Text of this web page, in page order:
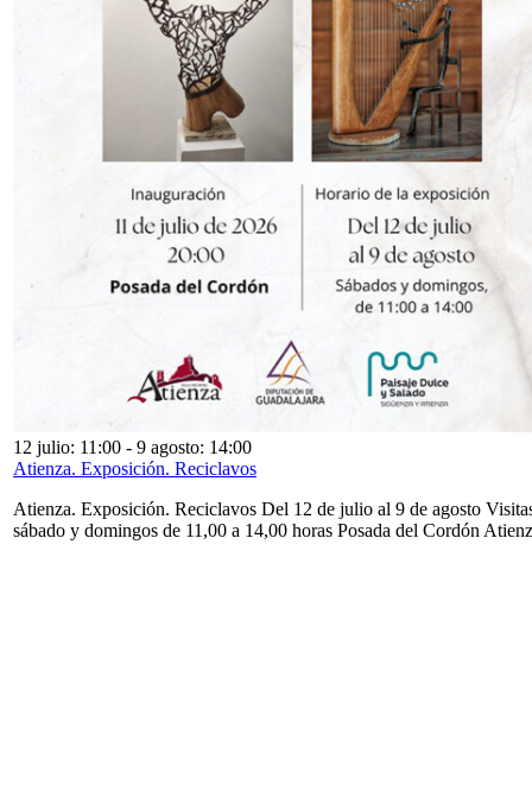
12 julio: 11:00 - 9 agosto: 14:00
Atienza. Exposición. Reciclavos
Atienza. Exposición. Reciclavos Del 12 de julio al 9 de agosto
sábado y domingos de 11,00 a 14,00 horas Posada del Cordón